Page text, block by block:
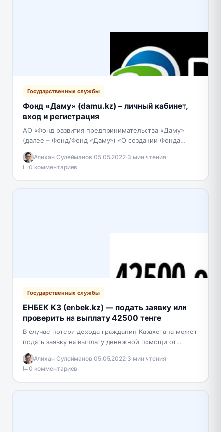
Государственные службы
Фонд «Даму» (damu.kz) – личный кабинет,
вход и регистрация
АО «Фонд развития предпринимательства «Даму»
(далее – Фонд/Фонд «Даму») «О создании Фонда
развития малого предпринимательства» №
установлен в соответствии с Постановлением 665.…
Алихан Сулейманов·05.05.2022·3 мин чтения·
0 комментариев
Государственные службы
ЕНБЕК КЗ (enbek.kz) — подать заявку или
проверить на выплату 42500 тенге
В случае потери дохода гражданин Казахстана может
подать заявку на выплату денежной помощи от
Государственного фонда социального страхования.
Это можно сделать без…
Алихан Сулейманов·05.05.2022·3 мин чтения·
0 комментариев